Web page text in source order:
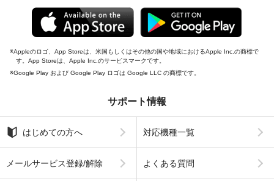
Appleのロゴ、App Storeは、米国もしくはその他の国や地域におけるApple Inc.の商標で
す。App Storeは、Apple Inc.のサービスマークです。
Google Play および Google Play ロゴは Google LLC の商標です。
サポート情報
はじめての方へ 対応機種一覧
メールサービス登録/解除 よくある質問